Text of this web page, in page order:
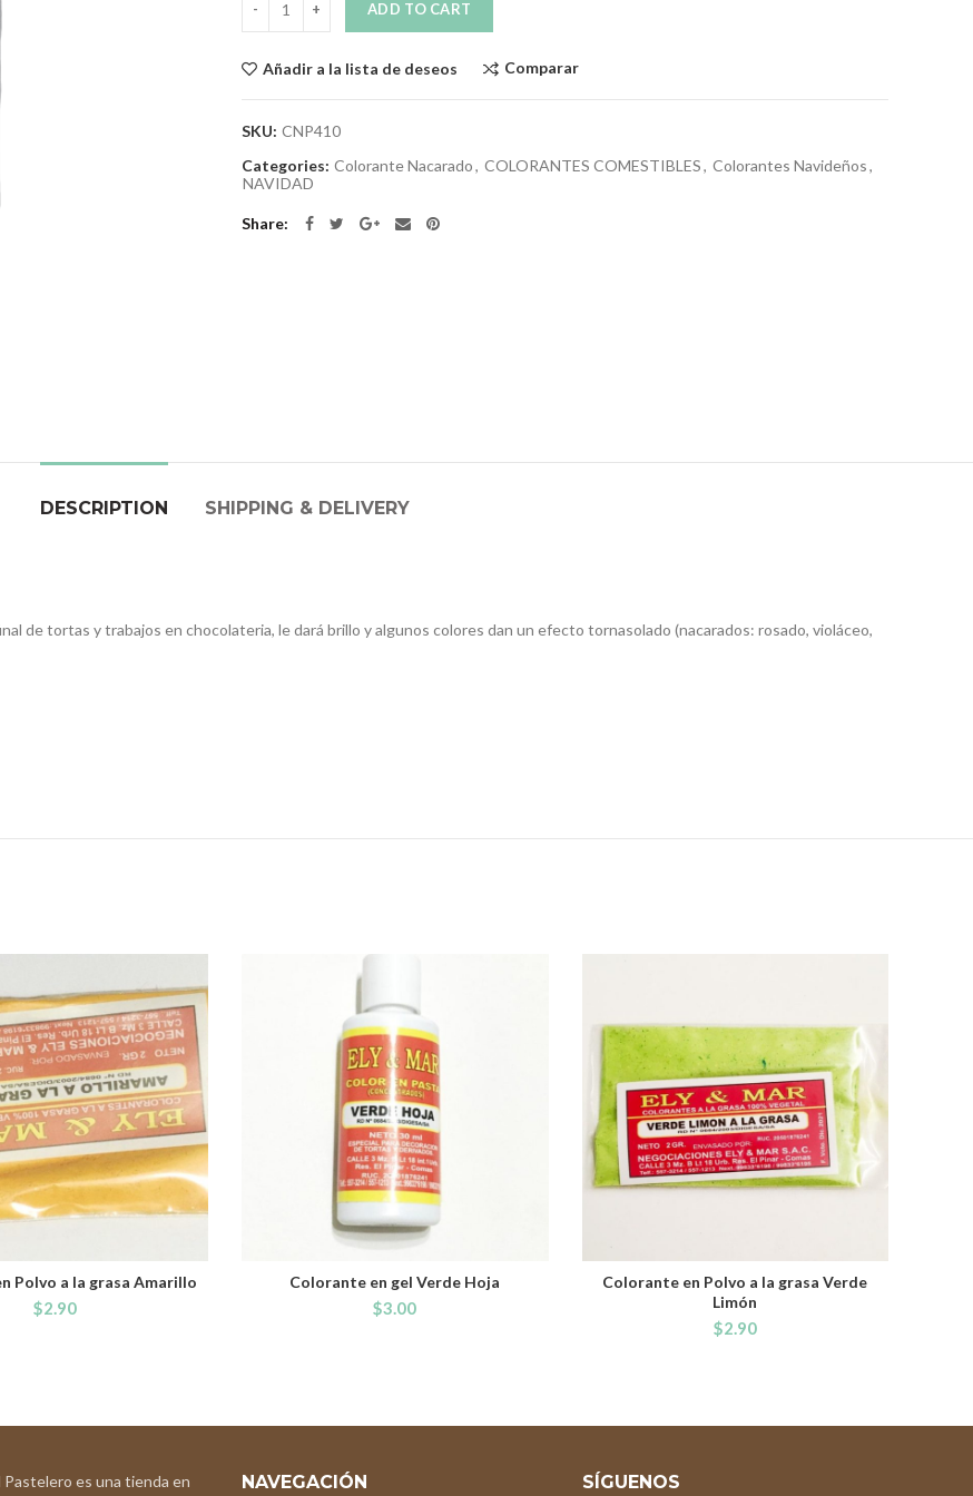
ADD TO CART
Añadir a la lista de deseos Comparar
SKU: CNP410
Categories: Colorante Nacarado, COLORANTES COMESTIBLES, Colorantes Navideños,
NAVIDAD
Share
DESCRIPTION SHIPPING & DELIVERY
de tortas y trabajos en chocolateria, le dará brillo y algunos colores dan un efecto tornasolado (nacarados: rosado, violáceo,
ADD TO CART
Polvo a la grasa Amarillo
$2.90
ADD TO CART
Colorante en gel Verde Hoja
$3.00
ADD TO CART
Colorante en Polvo a la grasa Verde
Limón
$2.90
Pastelero es una tienda en
NAVEGACIÓN SÍGUENOS